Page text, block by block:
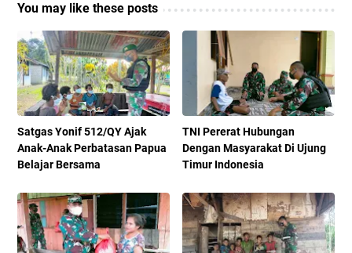
You may like these posts
Satgas Yonif 512/QY Ajak
Anak-Anak Perbatasan Papua
Belajar Bersama
TNI Pererat Hubungan
Dengan Masyarakat Di Ujung
Timur Indonesia